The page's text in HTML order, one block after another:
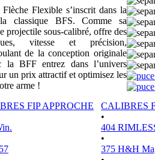
Flexible s’inscrit dans la
classique BFS. Comme sa
projectile sous-calibré, offre des
vitesse et précision,
de la conception originale
BFF entrez dans l’univers
un prix attractif et optimisez les
arme !
FIP APPROCHE
CALIBRES
•
404
•
375 H&H